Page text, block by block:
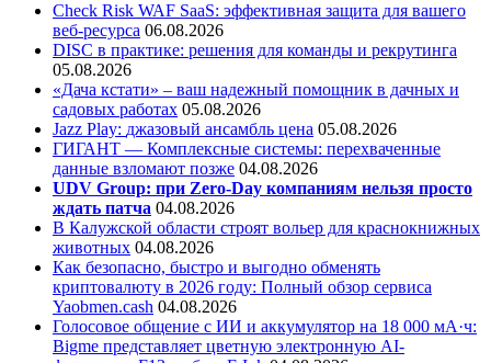
Check Risk WAF SaaS: эффективная защита для вашего
веб-ресурса 06.08.2026
DISC в практике: решения для команды и рекрутинга
05.08.2026
«Дача кстати» – ваш надежный помощник в дачных и
садовых работах 05.08.2026
Jazz Play: джазовый ансамбль цена 05.08.2026
ГИГАНТ — Комплексные системы: перехваченные
данные взломают позже 04.08.2026
UDV Group: при Zero-Day компаниям нельзя просто
ждать патча 04.08.2026
В Калужской области строят вольер для краснокнижных
животных 04.08.2026
Как безопасно, быстро и выгодно обменять
криптовалюту в 2026 году: Полный обзор сервиса
Yaobmen.cash 04.08.2026
Голосовое общение с ИИ и аккумулятор на 18 000 мА·ч:
Bigme представляет цветную электронную AI-